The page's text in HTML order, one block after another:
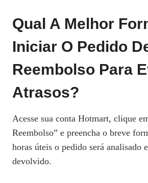
Qual A Melhor
Iniciar O Pedido
Reembolso Para
Atrasos?
Acesse sua conta Hotmart, clique
Reembolso” e preencha o breve
horas úteis o pedido será analisado
devolvido.